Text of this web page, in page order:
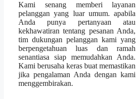
Kami senang memberi layanan
pelanggan yang luar umum. apabila
Anda punya pertanyaan atau
kekhawatiran tentang pesanan Anda,
tim dukungan pelanggan kami yang
berpengetahuan luas dan ramah
senantiasa siap memudahkan Anda.
Kami berusaha keras buat memastikan
jika pengalaman Anda dengan kami
menggembirakan.